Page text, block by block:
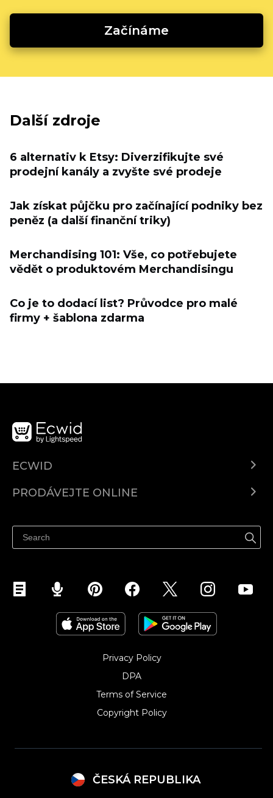
Začínáme
Další zdroje
6 alternativ k Etsy: Diverzifikujte své
prodejní kanály a zvyšte své prodeje
Jak získat půjčku pro začínající podniky bez
peněz (a další finanční triky)
Merchandising 101: Vše, co potřebujete
vědět o produktovém Merchandisingu
Co je to dodací list? Průvodce pro malé
firmy + šablona zdarma
ECWID
Ceny
PRODÁVEJTE ONLINE
Prodávejte na Facebooku
Prodávejte na Instagramu
Privacy Policy
DPA
Terms of Service
Copyright Policy‎
ČESKÁ REPUBLIKA